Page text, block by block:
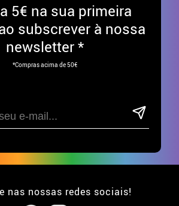
5€ na sua primeira
subscrever à nossa
newsletter *
*Compras acima de 50€
nas nossas redes sociais!